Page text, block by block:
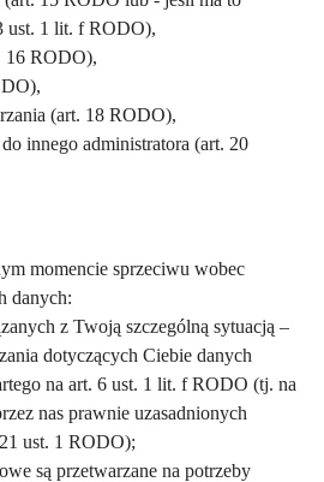
ust. 1 lit. f RODO),
16 RODO),
(art. 18 RODO),
innego administratora (art. 20
momencie sprzeciwu wobec
danych:
z Twoją szczególną sytuacją –
dotyczących Ciebie danych
na art. 6 ust. 1 lit. f RODO (tj. na
nas prawnie uzasadnionych
ust. 1 RODO);
są przetwarzane na potrzeby